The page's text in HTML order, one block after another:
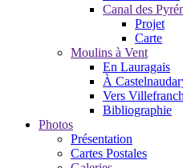
Canal des
Projet
Carte
Moulins à Vent
En Lauragais
À
Vers
Bibliographie
Photos
Présentation
Cartes Postales